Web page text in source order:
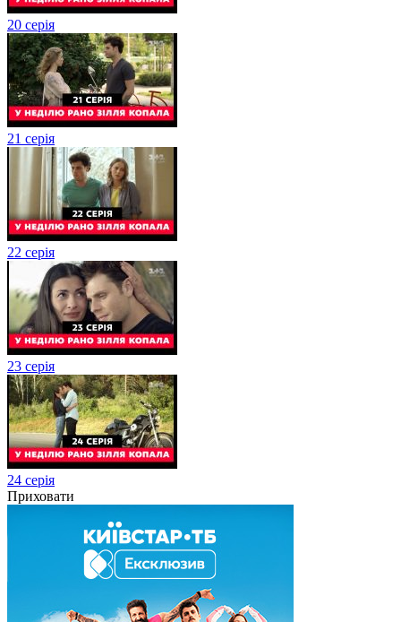
20 серія
21 серія
22 серія
23 серія
24 серія
Приховати